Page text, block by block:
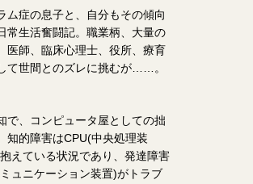
症の息子と、自分もその傾向
常生活奮闘記。職業柄、大量の
医師、臨床心理士、役所、療育
て世間とのズレに挑むが……。
で、コンピュータ屋としての拙
知的障害はCPU(中央処理装
えている状況であり、発達障害
ュニケーション装置)がトラブ